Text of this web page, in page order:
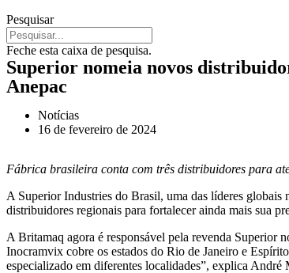
Pesquisar
Feche esta caixa de pesquisa.
Superior nomeia novos
Anepac
Notícias
16 de fevereiro de 2024
Fábrica brasileira conta com três distribuidores para
A Superior Industries do Brasil, uma das líderes globais
distribuidores regionais para fortalecer ainda mais sua
A Britamaq agora é responsável pela revenda Superior
Inocramvix cobre os estados do Rio de Janeiro e
especializado em diferentes localidades”, explica